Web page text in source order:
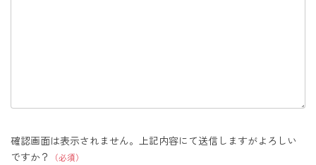
確認画面は表示されません。上記内容にて送信しますがよろしい
ですか？
（必須）